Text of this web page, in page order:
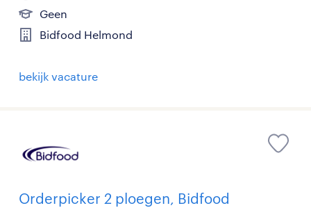
Geen
Bidfood Helmond
bekijk vacature
Orderpicker 2 ploegen, Bidfood